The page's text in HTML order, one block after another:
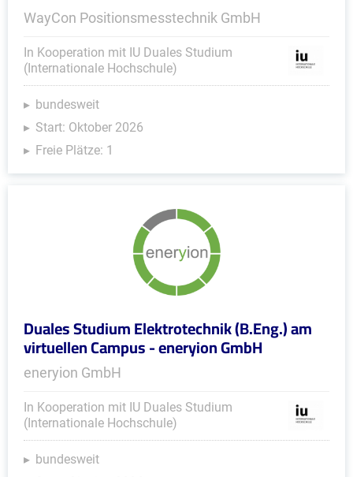
WayCon Positionsmesstechnik GmbH
In Kooperation mit IU Duales Studium
(Internationale Hochschule)
bundesweit
Start: Oktober 2026
Freie Plätze: 1
Duales Studium Elektrotechnik (B.Eng.) am
virtuellen Campus - eneryion GmbH
eneryion GmbH
In Kooperation mit IU Duales Studium
(Internationale Hochschule)
bundesweit